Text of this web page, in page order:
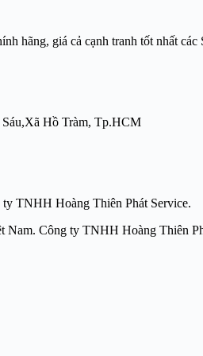
hãng, giá cả cạnh tranh tốt nhất
Hồ Tràm, Tp.HCM
TNHH Hoàng Thiên Phát Service.
Tại Việt Nam. Công ty